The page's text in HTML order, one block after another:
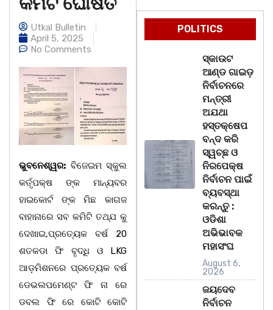
Utkal Bulletin
April 5, 2025
No Comments
ଭୁବନେଶ୍ୱର: ବିଜେଇମ ସ୍କୁଲ
କର୍ତୃପକ୍ଷ ଙ୍କ ମାନ୍ୟବର
ହାଇକୋର୍ଟ ଙ୍କ ମିଛ କାଗଜ
ବାହାନାରେ ସବ କମିଟି ତଥ୍ଯ କୁ
ଦେଖାଇ,ପ୍ରତ୍ୟେକ ବର୍ଷ 20
ଶତକଡା ଫି ବୃଦ୍ଧି ଓ LKG
ଆଡ଼ମିଶନରେ ପ୍ରତ୍ୟେକ ବର୍ଷ
ଡେଭଲପମେଣ୍ଟ ଫି ନା ରେ
ଡବଲ ଫି ରେ କୋଟି କୋଟି
POLITICS
ସ୍କାଉଟ
ଆଣ୍ଡ ଗାଇଡ଼
ନିର୍ବାଚନରେ
ମନ୍ତ୍ରୀ
ଅଯଥା
ହସ୍ତକ୍ଷେପ
ବନ୍ଦ କରି
ସ୍ୱଚ୍ଛ ଓ
ନିରପେକ୍ଷ
ନିର୍ବାଚନ ପାଇଁ
ବ୍ୟବସ୍ଥା
କରନ୍ତୁ :
ଓଡିଶା
ଅଭିଭାବକ
ମହାସଂଘ
August 6,
2026
ଜୟଦେବ
ନିର୍ବାଚନ